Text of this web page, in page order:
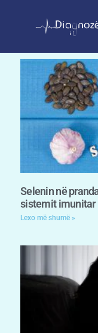
Selenin në
sistemit imunitar
Lexo më shumë »